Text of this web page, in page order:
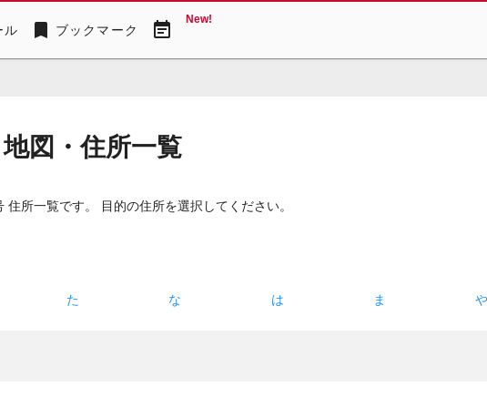
ル bookmark ブックマーク event_note New!
図・住所一覧
住所一覧です。 目的の住所を選択してください。
た な は ま や